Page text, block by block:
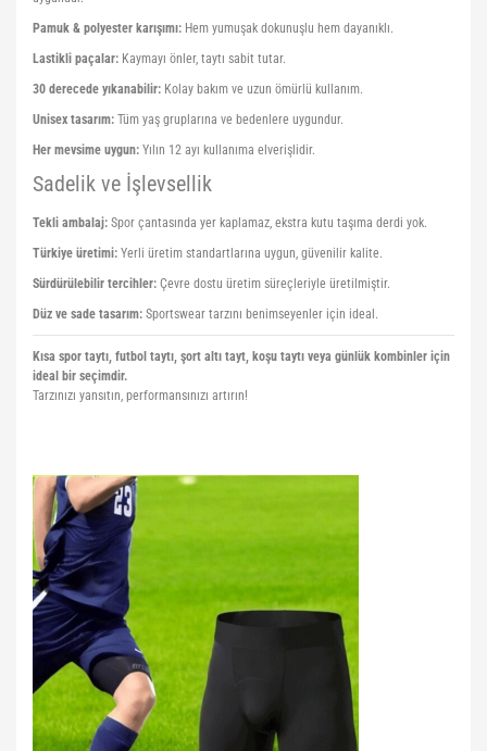
Pamuk & polyester karışımı: Hem yumuşak dokunuşlu hem dayanıklı.
Lastikli paçalar: Kaymayı önler, taytı sabit tutar.
30 derecede yıkanabilir: Kolay bakım ve uzun ömürlü kullanım.
Unisex tasarım: Tüm yaş gruplarına ve bedenlere uygundur.
Her mevsime uygun: Yılın 12 ayı kullanıma elverişlidir.
Sadelik ve İşlevsellik
Tekli ambalaj: Spor çantasında yer kaplamaz, ekstra kutu taşıma derdi yok.
Türkiye üretimi: Yerli üretim standartlarına uygun, güvenilir kalite.
Sürdürülebilir tercihler: Çevre dostu üretim süreçleriyle üretilmiştir.
Düz ve sade tasarım: Sportswear tarzını benimseyenler için ideal.
Kısa spor taytı, futbol taytı, şort altı tayt, koşu taytı veya günlük kombinler için
ideal bir seçimdir.
Tarzınızı yansıtın, performansınızı artırın!